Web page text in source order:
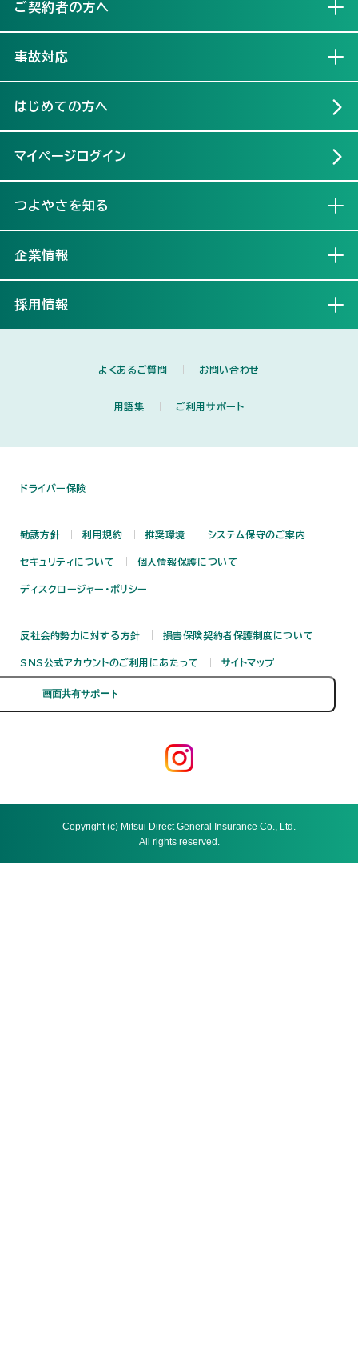
ご契約者の方へ
事故対応
はじめての方へ
マイページログイン
つよやさを知る
企業情報
採用情報
よくあるご質問 お問い合わせ
用語集 ご利用サポート
ドライバー保険
勧誘方針 利用規約 推奨環境 システム保守のご案内
セキュリティについて 個人情報保護について
ディスクロージャー・ポリシー
反社会的勢力に対する方針 損害保険契約者保護制度について
SNS公式アカウントのご利用にあたって サイトマップ
Copyright (c) Mitsui Direct General Insurance Co., Ltd.
All rights reserved.